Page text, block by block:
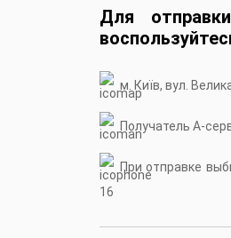
Для
м. Київ, вул.
Получатель А-
При отправке
16